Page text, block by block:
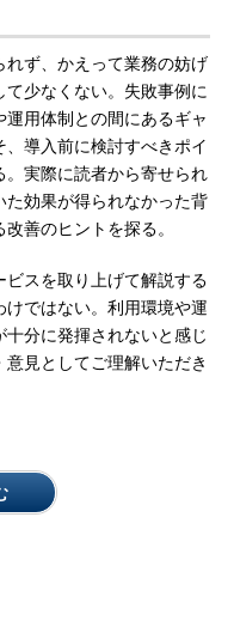
ず、かえって業務の妨げ
少なくない。失敗事例に
用体制との間にあるギャ
導入前に検討すべきポイ
。実際に読者から寄せられ
た効果が得られなかった背
善のヒントを探る。
スを取り上げて解説する
ではない。利用環境や運
分に発揮されないと感じ
見としてご理解いただき